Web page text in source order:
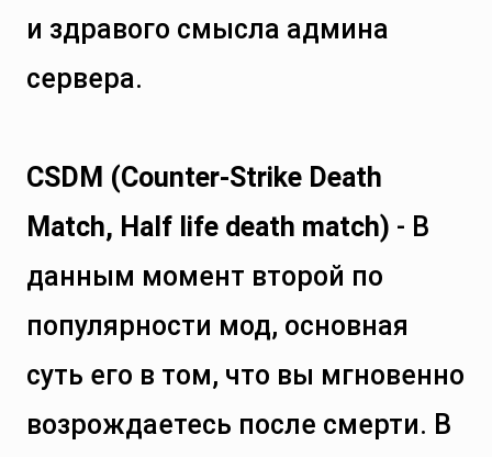
и здравого смысла админа
сервера.
CSDM (Counter-Strike Death
Match, Half life death match) - В
данным момент второй по
популярности мод, основная
суть его в том, что вы мгновенно
возрождаетесь после смерти. В